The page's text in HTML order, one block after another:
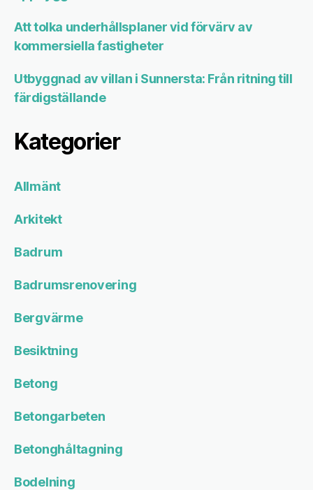
Att tolka underhållsplaner vid förvärv av
kommersiella fastigheter
Utbyggnad av villan i Sunnersta: Från ritning till
färdigställande
Kategorier
Allmänt
Arkitekt
Badrum
Badrumsrenovering
Bergvärme
Besiktning
Betong
Betongarbeten
Betonghåltagning
Bodelning